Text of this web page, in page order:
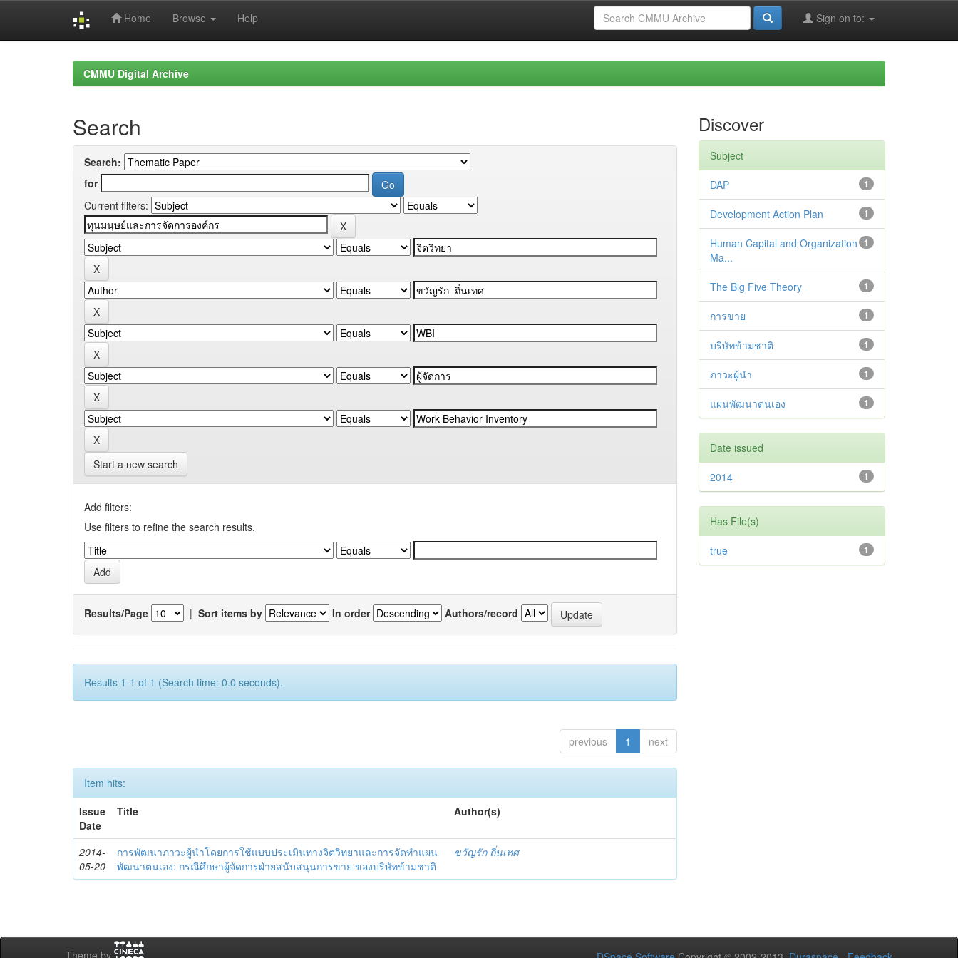
Home Browse Help Sign on to:
CMMU Digital Archive
Search
Search:
for
Current filters:
Start a new search
Add filters:
Use filters to refine the search results.
Results/Page | Sort items by In order Authors/record
Results 1-1 of 1 (Search time: 0.0 seconds).
previous 1 next
Item hits:
Issue
Date
Title Author(s)
2014-
05-20
การพัฒนาภาวะผู้นำโดยการใช้แบบประเมินทางจิตวิทยาและการจัดทำแผน
พัฒนาตนเอง: กรณีศึกษาผู้จัดการฝ่ายสนับสนุนการขาย ของบริษัทข้ามชาติ
ขวัญรัก ถิ่นเทศ
Discover
Subject
1
DAP
1
Development Action Plan
1
Human Capital and Organization
Ma...
1
The Big Five Theory
1
การขาย
1
บริษัทข้ามชาติ
1
ภาวะผู้นำ
1
แผนพัฒนาตนเอง
Date issued
1
2014
Has File(s)
1
true